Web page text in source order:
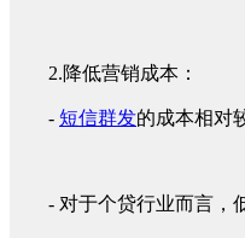
2.降低营销成本：
- 短信群发的成本相对
- 对于个贷行业而言，